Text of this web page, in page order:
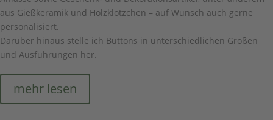
aus Gießkeramik und Holzklötzchen – auf Wunsch auch gerne
personalisiert.
Darüber hinaus stelle ich Buttons in unterschiedlichen Größen
und Ausführungen her.
mehr lesen